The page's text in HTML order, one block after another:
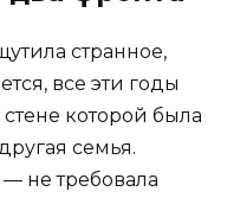
странное,
все эти годы
которой была
семья.
не требовала